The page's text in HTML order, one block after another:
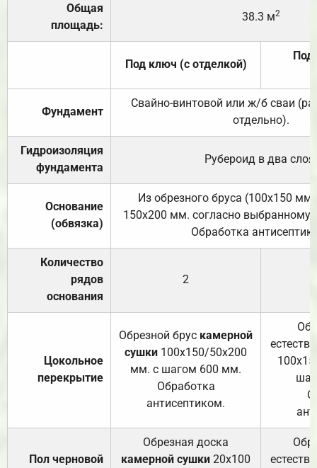
Общая
площадь:
38.3 м2
Под ключ (с отделкой)
Под
Фундамент
Свайно-винтовой или ж/б сваи
отдельно).
Гидроизоляция
фундамента
Рубероид в два слоя.
Основание
(обвязка)
Из обрезного бруса (100х150
150х200 мм. согласно выбранному
Обработка
Количество
рядов
основания
2
Цокольное
перекрытие
Обрезной брус камерной
сушки 100х150/50х200
мм. с шагом 600 мм.
Обработка
антисептиком.
Пол черновой
Обрезная доска
камерной сушки 20х100